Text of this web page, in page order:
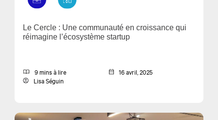
Le Cercle : Une communauté en croissance qui
réimagine l’écosystème startup
9 mins à lire
16 avril, 2025
Lisa Séguin